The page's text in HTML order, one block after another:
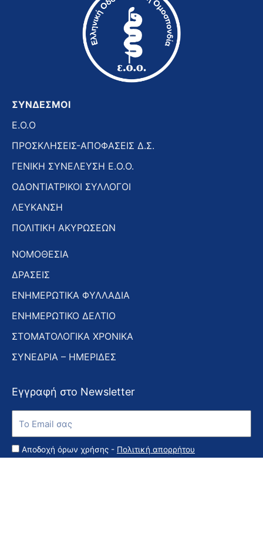
ΣΥΝΔΕΣΜΟΙ
E.O.O
ΠΡΟΣΚΛΗΣΕΙΣ-ΑΠΟΦΑΣΕΙΣ Δ.Σ.
ΓΕΝΙΚΗ ΣΥΝΕΛΕΥΣΗ Ε.Ο.Ο.
ΟΔΟΝΤΙΑΤΡΙΚΟΙ ΣΥΛΛΟΓΟΙ
ΛΕΥΚΑΝΣΗ
ΠΟΛΙΤΙΚΗ ΑΚΥΡΩΣΕΩΝ
ΝΟΜΟΘΕΣΙΑ
ΔΡΑΣΕΙΣ
ΕΝΗΜΕΡΩΤΙΚΑ ΦΥΛΛΑΔΙΑ
ΕΝΗΜΕΡΩΤΙΚΟ ΔΕΛΤΙΟ
ΣΤΟΜΑΤΟΛΟΓΙΚΑ ΧΡΟΝΙΚΑ
ΣΥΝΕΔΡΙΑ – ΗΜΕΡΙΔΕΣ
Εγγραφή στο Newsletter
στο
Newsletter
Αποδοχή όρων χρήσης - Πολιτική απορρήτου